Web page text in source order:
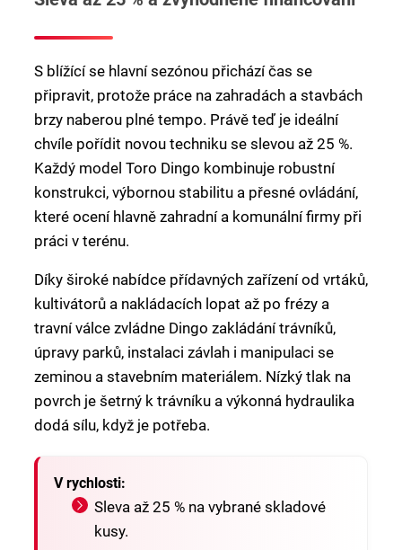
S blížící se hlavní sezónou přichází čas se
připravit, protože práce na zahradách a stavbách
brzy naberou plné tempo. Právě teď je ideální
chvíle pořídit novou techniku se slevou až 25 %.
Každý model Toro Dingo kombinuje robustní
konstrukci, výbornou stabilitu a přesné ovládání,
které ocení hlavně zahradní a komunální firmy při
práci v terénu.
Díky široké nabídce přídavných zařízení od vrtáků,
kultivátorů a nakládacích lopat až po frézy a
travní válce zvládne Dingo zakládání trávníků,
úpravy parků, instalaci závlah i manipulaci se
zeminou a stavebním materiálem. Nízký tlak na
povrch je šetrný k trávníku a výkonná hydraulika
dodá sílu, když je potřeba.
V rychlosti:
Sleva až 25 % na vybrané skladové
kusy.